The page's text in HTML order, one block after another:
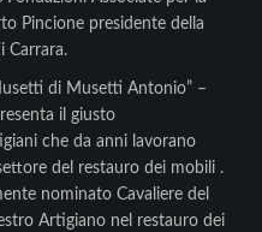
Pincione presidente della
Carrara.
di Musetti Antonio” –
il giusto
che da anni lavorano
del restauro dei mobili .
nominato Cavaliere del
Artigiano nel restauro dei